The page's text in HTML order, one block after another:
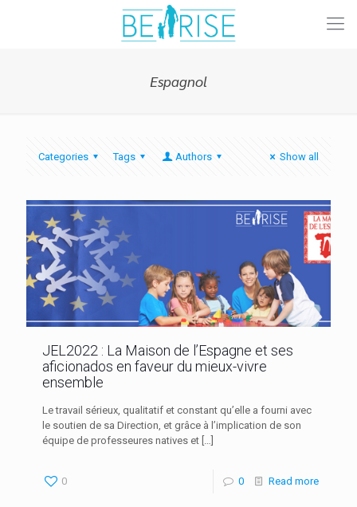
Espagnol
Categories Tags Authors Show all
JEL2022 : La Maison de l’Espagne et ses
aficionados en faveur du mieux-vivre
ensemble
Le travail sérieux, qualitatif et constant qu’elle a fourni avec
le soutien de sa Direction, et grâce à l’implication de son
équipe de professeures natives et […]
0 0 Read more